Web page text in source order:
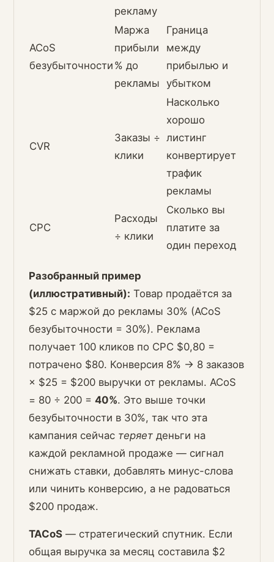
рекламу
ACoS
безубыточности
Маржа
прибыли
% до
рекламы
Граница
между
прибылью и
убытком
CVR
Заказы ÷
клики
Насколько
хорошо
листинг
конвертирует
трафик
рекламы
CPC
Расходы
÷ клики
Сколько вы
платите за
один переход
Разобранный пример
(иллюстративный): Товар продаётся за
$25 с маржой до рекламы 30% (ACoS
безубыточности = 30%). Реклама
получает 100 кликов по CPC $0,80 =
потрачено $80. Конверсия 8% → 8 заказов
× $25 = $200 выручки от рекламы. ACoS
= 80 ÷ 200 =40%. Это выше точки
безубыточности в 30%, так что эта
кампания сейчас теряет деньги на
каждой рекламной продаже — сигнал
снижать ставки, добавлять минус-слова
или чинить конверсию, а не радоваться
$200 продаж.
TACoS — стратегический спутник. Если
общая выручка за месяц составила $2